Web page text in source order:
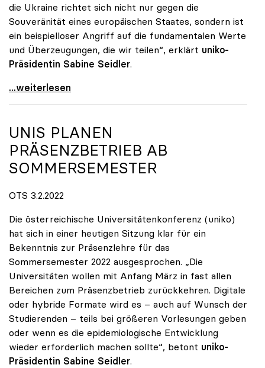
die Ukraine richtet sich nicht nur gegen die
Souveränität eines europäischen Staates, sondern ist
ein beispielloser Angriff auf die fundamentalen Werte
und Überzeugungen, die wir teilen“, erklärt uniko-
Präsidentin Sabine Seidler.
Solidarität mit bedrohten Studierenden und
...weiterlesen
UNIS PLANEN
PRÄSENZBETRIEB AB
SOMMERSEMESTER
OTS 3.2.2022
Die österreichische Universitätenkonferenz (uniko)
hat sich in einer heutigen Sitzung klar für ein
Bekenntnis zur Präsenzlehre für das
Sommersemester 2022 ausgesprochen. „Die
Universitäten wollen mit Anfang März in fast allen
Bereichen zum Präsenzbetrieb zurückkehren. Digitale
oder hybride Formate wird es – auch auf Wunsch der
Studierenden – teils bei größeren Vorlesungen geben
oder wenn es die epidemiologische Entwicklung
wieder erforderlich machen sollte“, betont uniko-
Präsidentin Sabine Seidler.